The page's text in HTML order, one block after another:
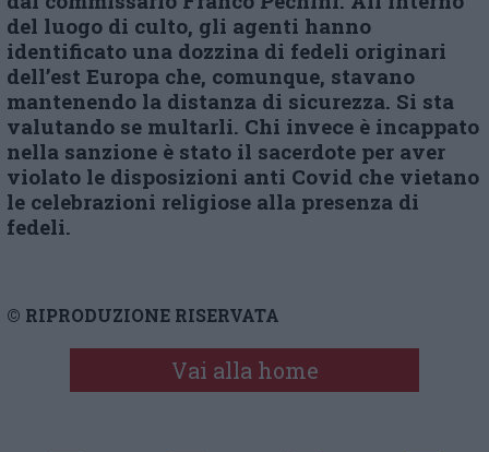
del luogo di culto, gli agenti hanno
identificato una dozzina di fedeli originari
dell’est Europa che, comunque, stavano
mantenendo la distanza di sicurezza. Si sta
valutando se multarli. Chi invece è incappato
nella sanzione è stato il sacerdote per aver
violato le disposizioni anti Covid che vietano
le celebrazioni religiose alla presenza di
fedeli.
© RIPRODUZIONE RISERVATA
Vai alla home